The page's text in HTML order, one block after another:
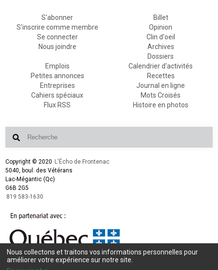
S'abonner
S'inscrire comme membre
Se connecter
Nous joindre
Billet
Opinion
Clin d'oeil
Archives
Dossiers
Emplois
Petites annonces
Entreprises
Cahiers spéciaux
Flux RSS
Calendrier d'activités
Recettes
Journal en ligne
Mots Croisés
Histoire en photos
Copyright © 2020 L'Écho de Frontenac
5040, boul. des Vétérans
Lac-Mégantic (Qc)
G6B 2G5
819 583-1630
Conception et design :L'Écho de Frontenac
Intégration et programmation :
Nous collectons et traitons vos informations personnelles pour
améliorer votre expérience sur notre site.